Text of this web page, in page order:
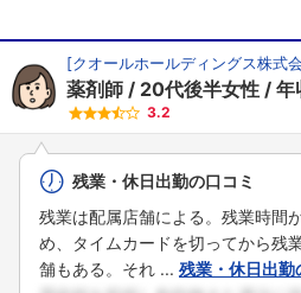
[クオールホールディングス株式
薬剤師 20代後半女性 年
3.2
残業・休日出勤の口コミ
残業は配属店舗による。残業時間
め、タイムカードを切ってから残
舗もある。それ ... 残業・休日出勤